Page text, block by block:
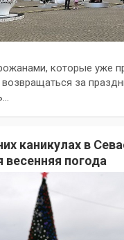
которые уже
за
каникулах в
весенняя погода